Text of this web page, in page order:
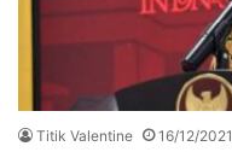
Titik Valentine 16/12/2021